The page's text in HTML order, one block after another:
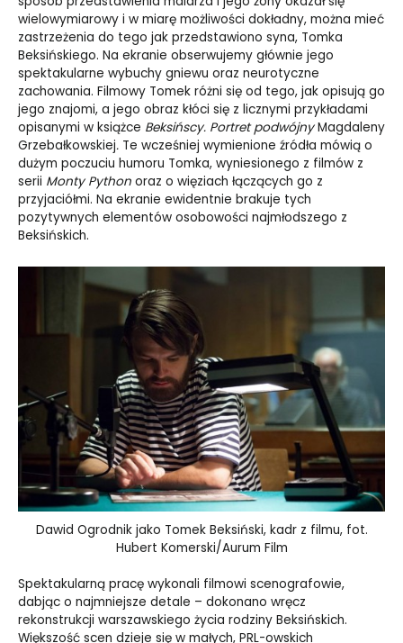
wielowymiarowy i w miarę możliwości dokładny, można mieć
zastrzeżenia do tego jak przedstawiono syna, Tomka
Beksińskiego. Na ekranie obserwujemy głównie jego
spektakularne wybuchy gniewu oraz neurotyczne
zachowania. Filmowy Tomek różni się od tego, jak opisują go
jego znajomi, a jego obraz kłóci się z licznymi przykładami
opisanymi w książce Beksińscy. Portret podwójnyMagdaleny
Grzebałkowskiej. Te wcześniej wymienione źródła mówią o
dużym poczuciu humoru Tomka, wyniesionego z filmów z
serii Monty Python oraz o więziach łączących go z
przyjaciółmi. Na ekranie ewidentnie brakuje tych
pozytywnych elementów osobowości najmłodszego z
Beksińskich.
Dawid Ogrodnik jako Tomek Beksiński, kadr z filmu, fot.
Hubert Komerski/Aurum Film
Spektakularną pracę wykonali filmowi scenografowie,
dabjąc o najmniejsze detale – dokonano wręcz
rekonstrukcji warszawskiego życia rodziny Beksińskich.
Większość scen dzieje się w małych, PRL-owskich